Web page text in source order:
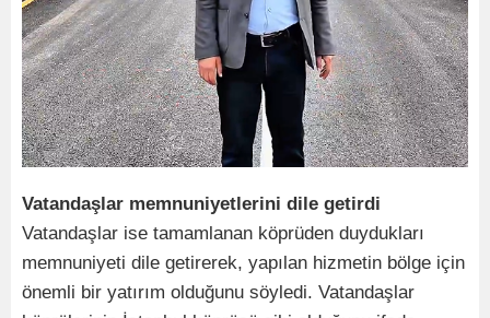
Vatandaşlar memnuniyetlerini dile getirdi
Vatandaşlar ise tamamlanan köprüden duydukları
memnuniyeti dile getirerek, yapılan hizmetin bölge için
önemli bir yatırım olduğunu söyledi. Vatandaşlar